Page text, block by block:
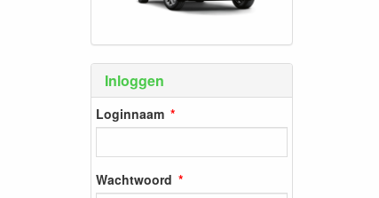
Inloggen
Loginnaam
Wachtwoord